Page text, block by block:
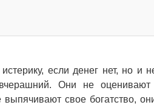
если денег нет, но и
Они не
выпячивают свое богатство,